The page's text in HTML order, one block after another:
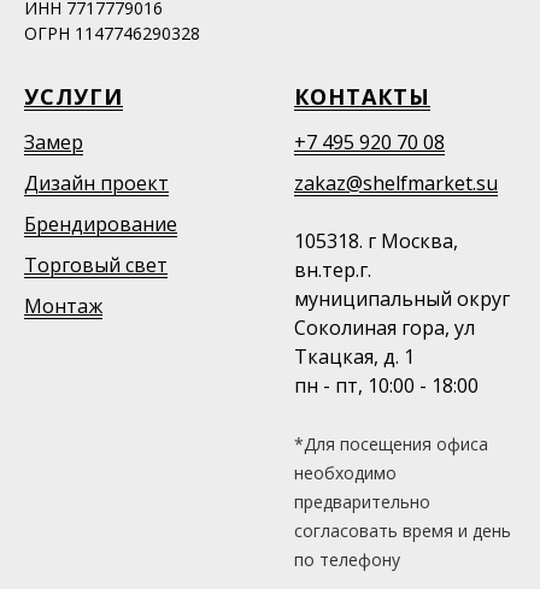
ИНН 7717779016
ОГРН 1147746290328
УСЛУГИ
Замер
Дизайн проект
Брендирование
Торговый свет
Монтаж
КОНТАКТЫ
+7 495 920 70 08
zakaz@shelfmarket.su
105318. г Москва,
вн.тер.г.
муниципальный округ
Соколиная гора, ул
Ткацкая, д. 1
пн - пт, 10:00 - 18:00
*Для посещения офиса
необходимо
предварительно
согласовать время и день
по телефону